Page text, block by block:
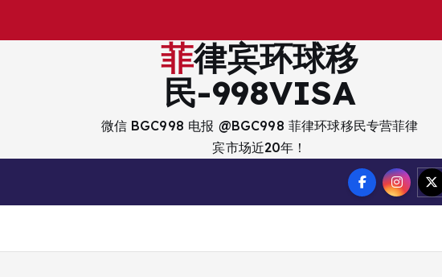
菲律宾环球移
民-998VISA
微信 BGC998 电报 @BGC998 菲律环球移民专营菲律
宾市场近20年！